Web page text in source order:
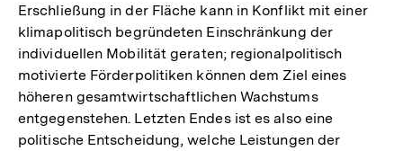
Erschließung in der Fläche kann in Konflikt mit einer
klimapolitisch begründeten Einschränkung der
individuellen Mobilität geraten; regionalpolitisch
motivierte Förderpolitiken können dem Ziel eines
höheren gesamtwirtschaftlichen Wachstums
entgegenstehen. Letzten Endes ist es also eine
politische Entscheidung, welche Leistungen der